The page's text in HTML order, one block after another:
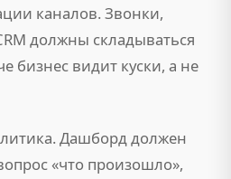
каналов. Звонки,
должны складываться
бизнес видит куски, а не
Дашборд должен
«что произошло»,